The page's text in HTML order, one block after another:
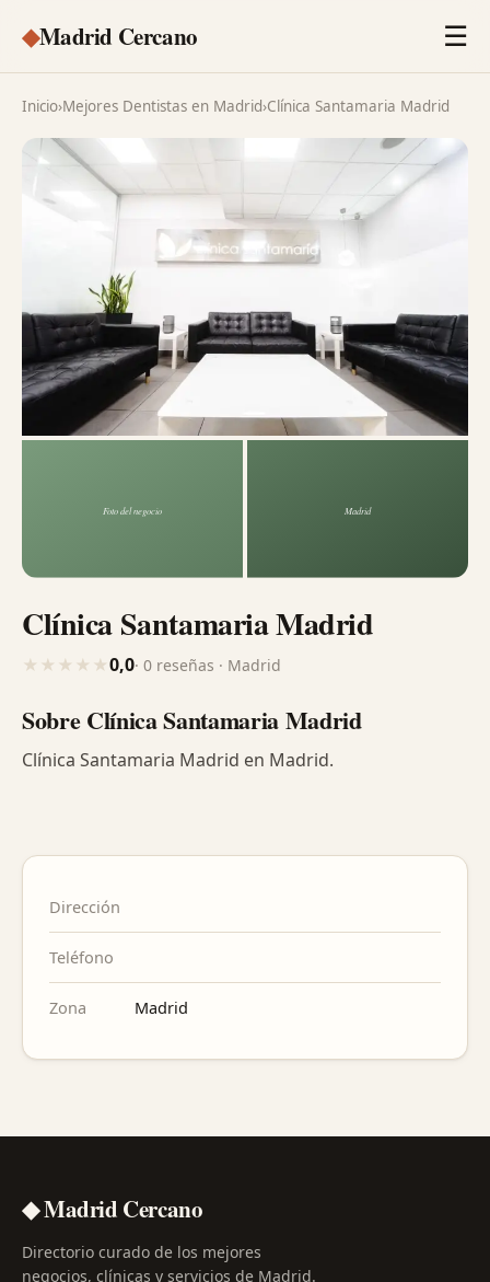
◆Madrid Cercano ☰
Inicio›Mejores Dentistas en Madrid›Clínica Santamaria Madrid
Clínica Santamaria Madrid
★ ★ ★ ★ ★0,0· 0 reseñas · Madrid
Sobre Clínica Santamaria Madrid
Clínica Santamaria Madrid en Madrid.
Dirección
Teléfono
Zona Madrid
◆ Madrid Cercano
Directorio curado de los mejores
negocios, clínicas y servicios de Madrid.